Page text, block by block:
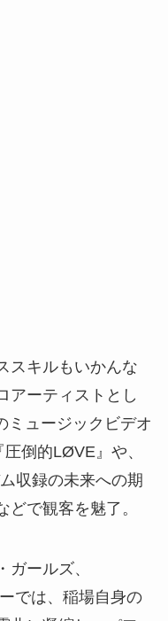
スキルもいかんな
アーティストとし
ミュージックビデオ
倒的LØVE』や、
収録の未来への期
で観客を魅了。
ールズ、
では、稲場自身の